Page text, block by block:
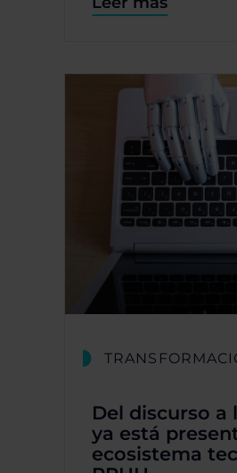
Del discurso a
ya está
ecosistema